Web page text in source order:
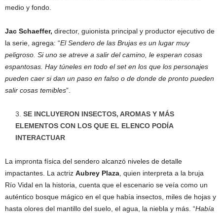
medio y fondo.
Jac Schaeffer, director, guionista principal y productor ejecutivo de
la serie, agrega: “El Sendero de las Brujas es un lugar muy
peligroso. Si uno se atreve a salir del camino, le esperan cosas
espantosas. Hay túneles en todo el set en los que los personajes
pueden caer si dan un paso en falso o de donde de pronto pueden
salir cosas temibles”.
SE INCLUYERON INSECTOS, AROMAS Y MÁS
ELEMENTOS CON LOS QUE EL ELENCO PODÍA
INTERACTUAR
La impronta física del sendero alcanzó niveles de detalle
impactantes. La actriz Aubrey Plaza , quien interpreta a la bruja
Río Vidal en la historia, cuenta que el escenario se veía como un
auténtico bosque mágico en el que había insectos, miles de hojas y
hasta olores del mantillo del suelo, el agua, la niebla y más. “Había